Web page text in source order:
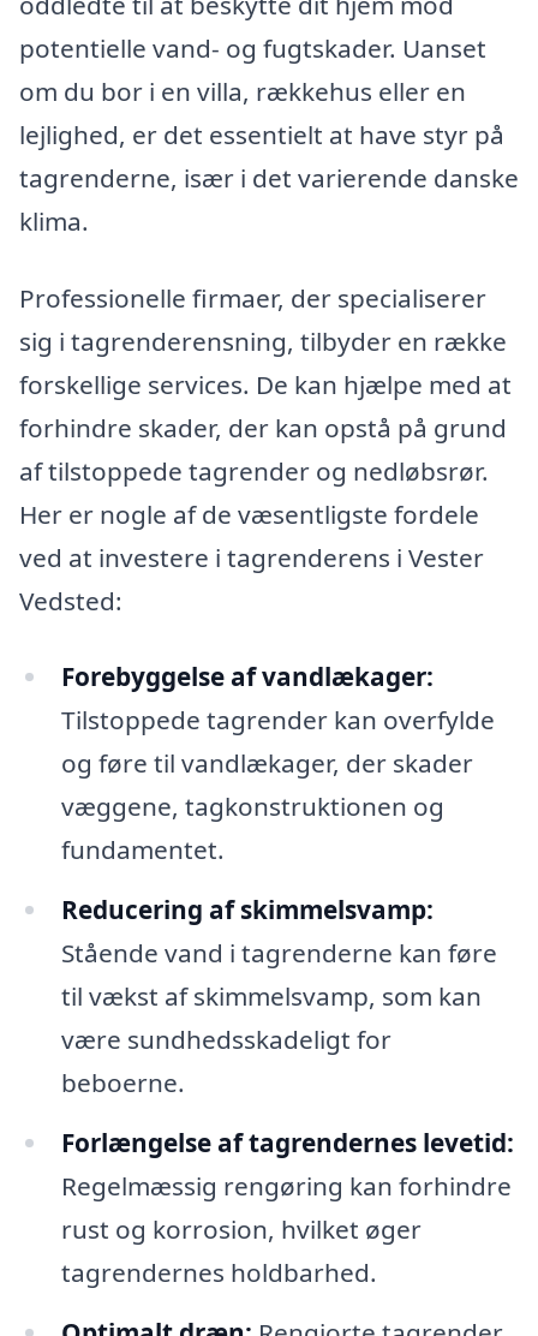
potentielle vand- og fugtskader. Uanset
om du bor i en villa, rækkehus eller en
lejlighed, er det essentielt at have styr på
tagrenderne, især i det varierende danske
klima.
Professionelle firmaer, der specialiserer
sig i tagrenderensning, tilbyder en række
forskellige services. De kan hjælpe med at
forhindre skader, der kan opstå på grund
af tilstoppede tagrender og nedløbsrør.
Her er nogle af de væsentligste fordele
ved at investere i tagrenderens i Vester
Vedsted:
Forebyggelse af vandlækager:
Tilstoppede tagrender kan overfylde
og føre til vandlækager, der skader
væggene, tagkonstruktionen og
fundamentet.
Reducering af skimmelsvamp:
Stående vand i tagrenderne kan føre
til vækst af skimmelsvamp, som kan
være sundhedsskadeligt for
beboerne.
Forlængelse af tagrendernes levetid:
Regelmæssig rengøring kan forhindre
rust og korrosion, hvilket øger
tagrendernes holdbarhed.